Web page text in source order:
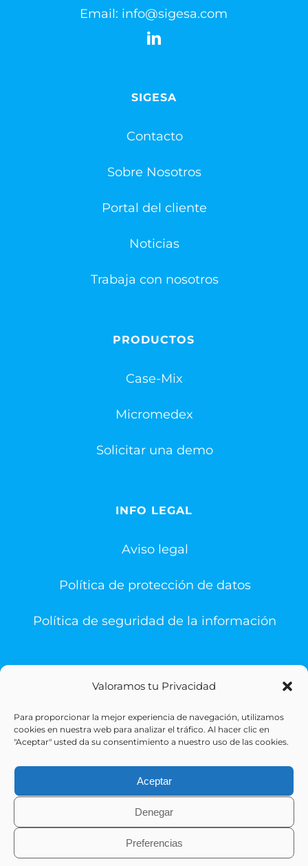
Valoramos tu Privacidad
Para proporcionar la mejor experiencia de navegación, utilizamos
cookies en nuestra web para analizar el tráfico. Al hacer clic en
"Aceptar" usted da su consentimiento a nuestro uso de las cookies.
Aceptar
Denegar
Preferencias
Email: info@sigesa.com
SIGESA
Contacto
Sobre Nosotros
Portal del cliente
Noticias
Trabaja con nosotros
PRODUCTOS
Case-Mix
Micromedex
Solicitar una demo
INFO LEGAL
Aviso legal
Política de protección de datos
Política de seguridad de la información
© Copyright 1993 -2026 | Sigesa Sistemas de Gestión
Sanitaria | All Rights Reserved